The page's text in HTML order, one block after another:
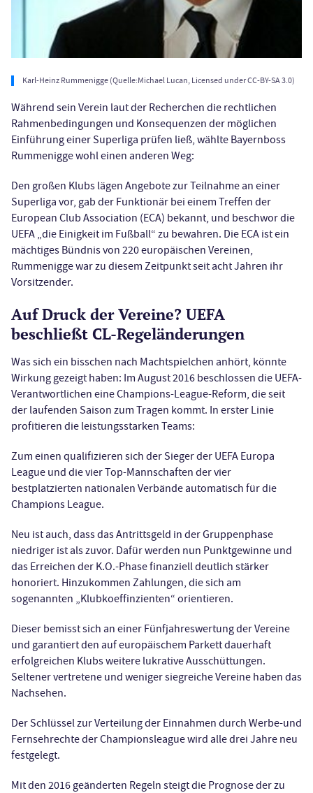
Karl-Heinz Rummenigge (Quelle:Michael Lucan, Licensed under CC-BY-SA 3.0)
Während sein Verein laut der Recherchen die rechtlichen
Rahmenbedingungen und Konsequenzen der möglichen
Einführung einer Superliga prüfen ließ, wählte Bayernboss
Rummenigge wohl einen anderen Weg:
Den großen Klubs lägen Angebote zur Teilnahme an einer
Superliga vor, gab der Funktionär bei einem Treffen der
European Club Association (ECA) bekannt, und beschwor die
UEFA „die Einigkeit im Fußball“ zu bewahren. Die ECA ist ein
mächtiges Bündnis von 220 europäischen Vereinen,
Rummenigge war zu diesem Zeitpunkt seit acht Jahren ihr
Vorsitzender.
Auf Druck der Vereine? UEFA
beschließt CL-Regeländerungen
Was sich ein bisschen nach Machtspielchen anhört, könnte
Wirkung gezeigt haben: Im August 2016 beschlossen die UEFA-
Verantwortlichen eine Champions-League-Reform, die seit
der laufenden Saison zum Tragen kommt. In erster Linie
profitieren die leistungsstarken Teams:
Zum einen qualifizieren sich der Sieger der UEFA Europa
League und die vier Top-Mannschaften der vier
bestplatzierten nationalen Verbände automatisch für die
Champions League.
Neu ist auch, dass das Antrittsgeld in der Gruppenphase
niedriger ist als zuvor. Dafür werden nun Punktgewinne und
das Erreichen der K.O.-Phase finanziell deutlich stärker
honoriert. Hinzukommen Zahlungen, die sich am
sogenannten „Klubkoeffinzienten“ orientieren.
Dieser bemisst sich an einer Fünfjahreswertung der Vereine
und garantiert den auf europäischem Parkett dauerhaft
erfolgreichen Klubs weitere lukrative Ausschüttungen.
Seltener vertretene und weniger siegreiche Vereine haben das
Nachsehen.
Der Schlüssel zur Verteilung der Einnahmen durch Werbe-und
Fernsehrechte der Championsleague wird alle drei Jahre neu
festgelegt.
Mit den 2016 geänderten Regeln steigt die Prognose der zu